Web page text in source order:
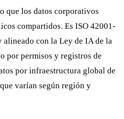
que los datos corporativos
compartidos. Es ISO 42001-
alineado con la Ley de IA de la
por permisos y registros de
por infraestructura global de
varían según región y